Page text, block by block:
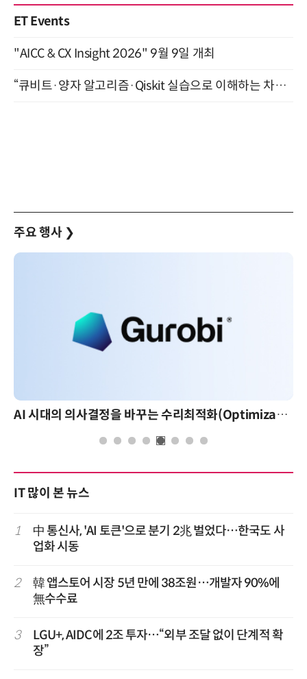
ET Events
"AICC & CX Insight 2026" 9월 9일 개최
“큐비트·양자 알고리즘·Qiskit 실습으로 이해하는 차세대 컴퓨팅” (8/28)
주요 행사 ❯
AI 시대의 의사결정을 바꾸는 수리최적화(Optimization): 실제 산업 적용 사례와 활용 전략
IT 많이 본 뉴스
1
中 통신사, 'AI 토큰'으로 분기 2兆 벌었다…한국도 사
업화 시동
2
韓 앱스토어 시장 5년 만에 38조원…개발자 90%에
無수수료
3
LGU+, AIDC에 2조 투자…“외부 조달 없이 단계적 확
장”